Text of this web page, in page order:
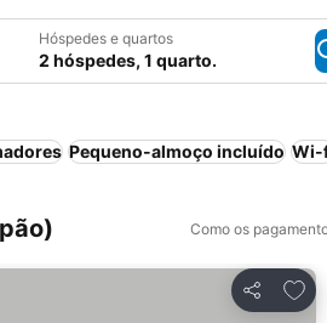
Hóspedes e quartos
2 hóspedes, 1 quarto.
Pequeno-almoço incluído Wi-
Como os
Partilhar